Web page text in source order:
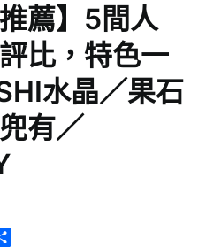
薦】5間人
比，特色一
水晶／果石
有／